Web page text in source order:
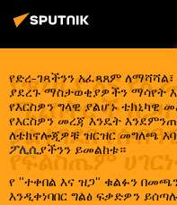
የድረ-ገጻችንን አፈጻጸም
ያደረጉ ማስታወቂያዎችን ማሳየት
የእርስዎን ግላዊ ያልሆኑ ቴክኒካዊ
የእርስዎን መረጃ እንዴት
ለቴክኖሎጂዎቹ ዝርዝር መግለጫ
ፖሊሲያችንን ይመልከቱ።
የ "ተቀበል እና ዝጋ" ቁልፉን
እንዲቀነባበር ግልፅ ፍቃድዎን
የቱኒዚያ እና
ሚኒስትሮች ለጋዛ
ያልተገደበ
የፍልስጤም
13:41 11.09.2025